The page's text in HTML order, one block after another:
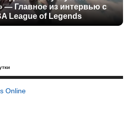
— Главное из интервью с
League of Legends
Online